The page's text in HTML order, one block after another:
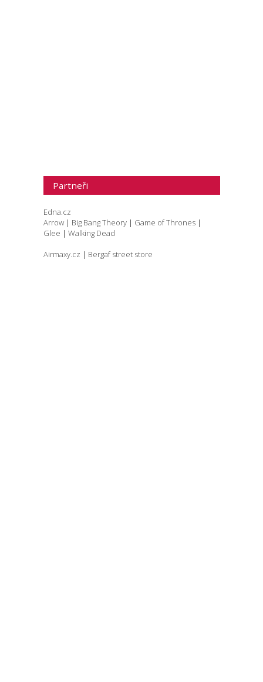
Partneři
Edna.cz
Arrow | Big Bang Theory | Game of Thrones |
Glee | Walking Dead
Airmaxy.cz | Bergaf street store